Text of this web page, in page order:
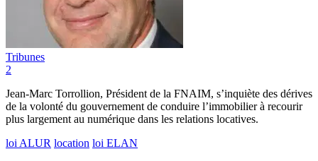
Tribunes
2
Jean-Marc Torrollion, Président de la FNAIM, s’inquiète des dérives
de la volonté du gouvernement de conduire l’immobilier à recourir
plus largement au numérique dans les relations locatives.
loi ALUR location loi ELAN